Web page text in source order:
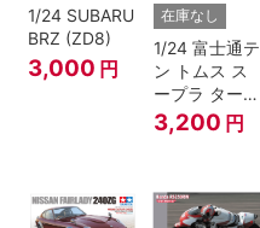
1/24 SUBARU
BRZ (ZD8)
3,000 円
在庫なし
1/24 富士通テ
ン トムス ス
ープラ ターボ
A70 1990
JTC
3,200 円